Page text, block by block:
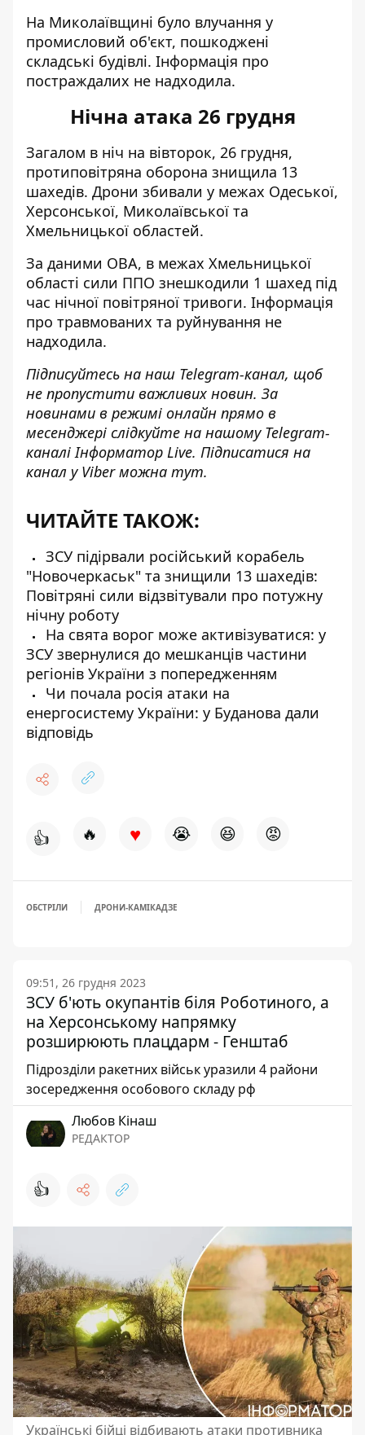
На Миколаївщині було влучання у
промисловий об'єкт, пошкоджені
складські будівлі. Інформація про
постраждалих не надходила.
Нічна атака 26 грудня
Загалом в ніч на вівторок, 26 грудня,
протиповітряна оборона знищила 13
шахедів. Дрони збивали у межах Одеської,
Херсонської, Миколаївської та
Хмельницької областей.
За даними ОВА, в межах Хмельницької
області сили ППО знешкодили 1 шахед під
час нічної повітряної тривоги. Інформація
про травмованих та руйнування не
надходила.
Підписуйтесь на наш Telegram-канал, щоб
не пропустити важливих новин. За
новинами в режимі онлайн прямо в
месенджері слідкуйте на нашому Telegram-
каналіІнформатор Live. Підписатися на
канал у Viber можна тут.
ЧИТАЙТЕ ТАКОЖ:
ЗСУ підірвали російський корабель
"Новочеркаськ" та знищили 13 шахедів:
Повітряні сили відзвітували про потужну
нічну роботу
На свята ворог може активізуватися: у
ЗСУ звернулися до мешканців частини
регіонів України з попередженням
Чи почала росія атаки на
енергосистему України: у Буданова дали
відповідь
👍 🔥 ♥ 😭 😆 😡
ОБСТРІЛИ ДРОНИ-КАМІКАДЗЕ
09:51, 26 грудня 2023
ЗСУ б'ють окупантів біля Роботиного, а
на Херсонському напрямку
розширюють плацдарм - Генштаб
Підрозділи ракетних військ уразили 4 райони
зосередження особового складу рф
Любов Кінаш
РЕДАКТОР
👍
Українські бійці відбивають атаки противника